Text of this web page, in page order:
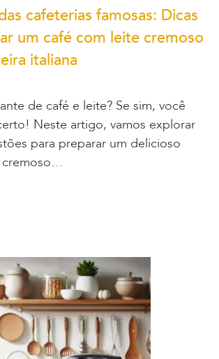
cafeterias famosas: Dicas
um café com leite cremoso
italiana
de café e leite? Se sim, você
Neste artigo, vamos explorar
para preparar um delicioso
cremoso…